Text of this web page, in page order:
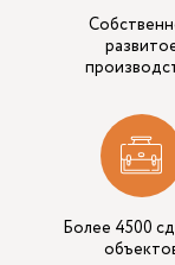
Более 4500